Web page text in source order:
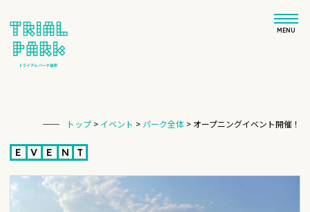
MENU
トップ > イベント > パーク全体 > オープニングイベント開催！
E V E N T